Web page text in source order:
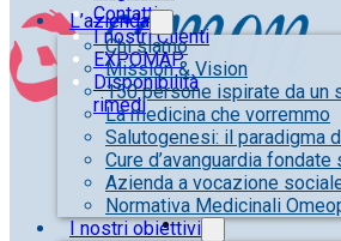
Contatti
I nostri Clienti
EXPOMAP
Disponibilità
rimedi
L’azienda
Chi siamo
Mission & Vision
150 persone ispirate da un
La medicina che vorremmo
Salutogenesi: il paradigma
Cure d’avanguardia
Azienda a vocazione
Normativa Medicinali
I nostri obiettivi